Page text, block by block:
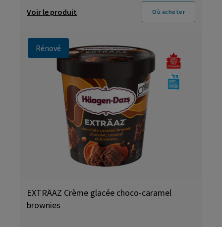
Voir le produit Où acheter
Rénové
EXTRÄAZ Crème glacée choco-caramel
brownies